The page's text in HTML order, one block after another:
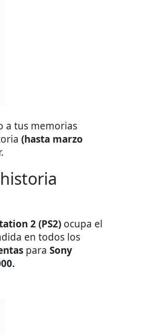
a tus memorias
(hasta marzo
2 (PS2) ocupa el
en todos los
para Sony